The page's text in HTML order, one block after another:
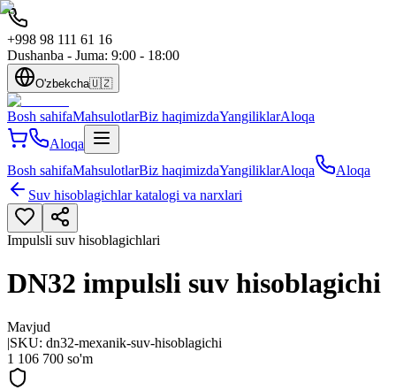
+998 98 111 61 16
Dushanba - Juma: 9:00 - 18:00
O'zbekcha🇺🇿
Bosh sahifaMahsulotlarBiz haqimizdaYangiliklarAloqa
Aloqa
Bosh sahifaMahsulotlarBiz haqimizdaYangiliklarAloqa
Aloqa
Suv hisoblagichlar katalogi va narxlari
Impulsli suv hisoblagichlari
DN32 impulsli suv hisoblagichi
Mavjud
|SKU: dn32-mexanik-suv-hisoblagichi
1 106 700 so'm